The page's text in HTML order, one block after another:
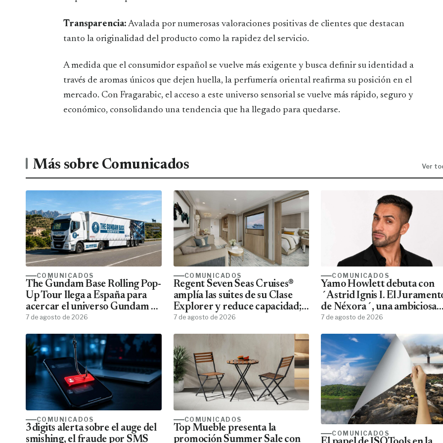
Transparencia: Avalada por numerosas valoraciones positivas de clientes que destacan
tanto la originalidad del producto como la rapidez del servicio.
​A medida que el consumidor español se vuelve más exigente y busca definir su identidad a
través de aromas únicos que dejen huella, la perfumería oriental reafirma su posición en el
mercado. Con Fragarabic, el acceso a este universo sensorial se vuelve más rápido, seguro y
económico, consolidando una tendencia que ha llegado para quedarse.
Más sobre Comunicados Ver
COMUNICADOS
The Gundam Base Rolling Pop-
Up Tour llega a España para
acercar el universo Gundam a
todos los fans
7 de agosto de 2026
COMUNICADOS
Regent Seven Seas Cruises®
amplía las suites de su Clase
Explorer y reduce capacidad;
menos pasajeros, más espacio
7 de agosto de 2026
COMUNICADOS
Yamo Howlett debuta con
´Astrid Ignis I. El
de Néxora´, una ambiciosa
saga de fantasía y ciencia
7 de agosto de 2026
COMUNICADOS
3digits alerta sobre el auge del
smishing, el fraude por SMS
COMUNICADOS
Top Mueble presenta la
promoción Summer Sale con
COMUNICADOS